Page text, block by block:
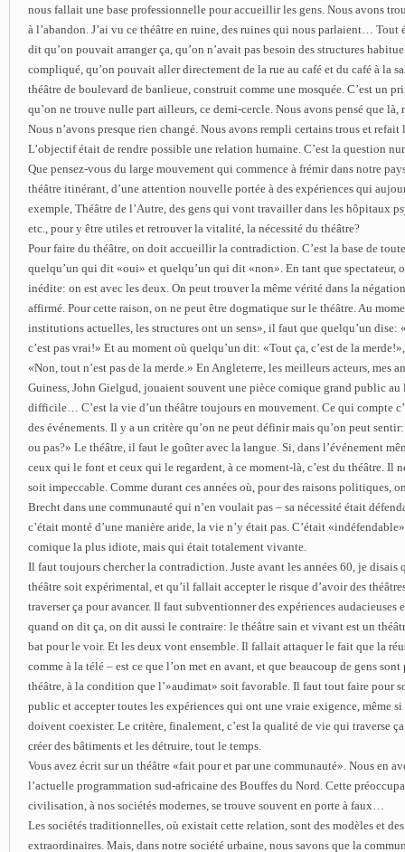
nous fallait une base professionnelle pour accueillir les gens. Nous avons
à l’abandon. J’ai vu ce théâtre en ruine, des ruines qui nous parlaient… Tout
dit qu’on pouvait arranger ça, qu’on n’avait pas besoin des structures
compliqué, qu’on pouvait aller directement de la rue au café et du café à la
théâtre de boulevard de banlieue, construit comme une mosquée. C’est un
qu’on ne trouve nulle part ailleurs, ce demi-cercle. Nous avons pensé que
Nous n’avons presque rien changé. Nous avons rempli certains trous et
L’objectif était de rendre possible une relation humaine. C’est la question
Que pensez-vous du large mouvement qui commence à frémir dans notre
théâtre itinérant, d’une attention nouvelle portée à des expériences qui
exemple, Théâtre de l’Autre, des gens qui vont travailler dans les hôpitaux
etc., pour y être utiles et retrouver la vitalité, la nécessité du théâtre?
Pour faire du théâtre, on doit accueillir la contradiction. C’est la base de
quelqu’un qui dit «oui» et quelqu’un qui dit «non». En tant que spectateur,
inédite: on est avec les deux. On peut trouver la même vérité dans la
affirmé. Pour cette raison, on ne peut être dogmatique sur le théâtre. Au
institutions actuelles, les structures ont un sens», il faut que quelqu’un dise:
c’est pas vrai!» Et au moment où quelqu’un dit: «Tout ça, c’est de la
«Non, tout n’est pas de la merde.» En Angleterre, les meilleurs acteurs, mes
Guiness, John Gielgud, jouaient souvent une pièce comique grand public au
difficile… C’est la vie d’un théâtre toujours en mouvement. Ce qui compte
des événements. Il y a un critère qu’on ne peut définir mais qu’on peut
ou pas?» Le théâtre, il faut le goûter avec la langue. Si, dans l’événement
ceux qui le font et ceux qui le regardent, à ce moment-là, c’est du théâtre. Il
soit impeccable. Comme durant ces années où, pour des raisons politiques,
Brecht dans une communauté qui n’en voulait pas – sa nécessité était
c’était monté d’une manière aride, la vie n’y était pas. C’était
comique la plus idiote, mais qui était totalement vivante.
Il faut toujours chercher la contradiction. Juste avant les années 60, je disais
théâtre soit expérimental, et qu’il fallait accepter le risque d’avoir des
traverser ça pour avancer. Il faut subventionner des expériences audacieuses
quand on dit ça, on dit aussi le contraire: le théâtre sain et vivant est un
bat pour le voir. Et les deux vont ensemble. Il fallait attaquer le fait que la
comme à la télé – est ce que l’on met en avant, et que beaucoup de gens
théâtre, à la condition que l’»audimat» soit favorable. Il faut tout faire pour
public et accepter toutes les expériences qui ont une vraie exigence, même
doivent coexister. Le critère, finalement, c’est la qualité de vie qui traverse
créer des bâtiments et les détruire, tout le temps.
Vous avez écrit sur un théâtre «fait pour et par une communauté». Nous en
l’actuelle programmation sud-africaine des Bouffes du Nord. Cette
civilisation, à nos sociétés modernes, se trouve souvent en porte à faux…
Les sociétés traditionnelles, où existait cette relation, sont des modèles et
extraordinaires. Mais, dans notre société urbaine, nous savons que la